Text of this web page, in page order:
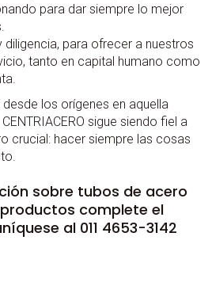
para dar siempre lo mejor
diligencia, para ofrecer a nuestros
tanto en capital humano como
los orígenes en aquella
sigue siendo fiel a
crucial: hacer siempre las cosas
sobre tubos de acero
complete el
al 011 4653-3142